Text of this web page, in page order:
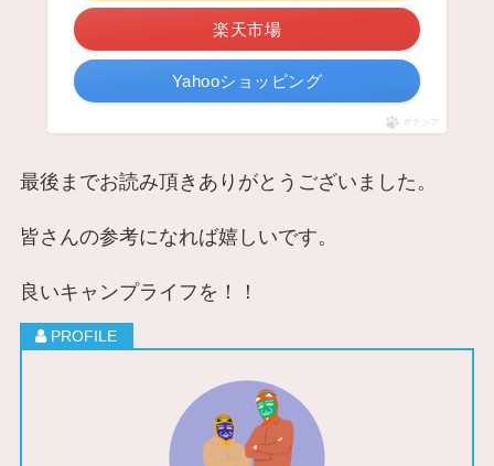
楽天市場
Yahooショッピング
ポチップ
最後までお読み頂きありがとうございました。
皆さんの参考になれば嬉しいです。
良いキャンプライフを！！